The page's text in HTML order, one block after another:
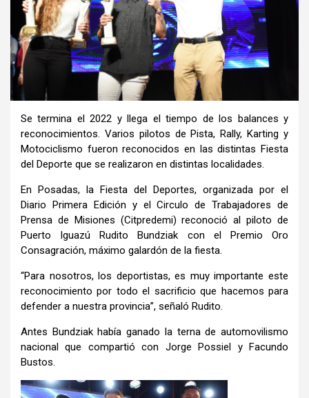
Se termina el 2022 y llega el tiempo de los balances y
reconocimientos. Varios pilotos de Pista, Rally, Karting y
Motociclismo fueron reconocidos en las distintas Fiesta
del Deporte que se realizaron en distintas localidades.
En Posadas, la Fiesta del Deportes, organizada por el
Diario Primera Edición y el Circulo de Trabajadores de
Prensa de Misiones (Citpredemi) reconoció al piloto de
Puerto Iguazú Rudito Bundziak con el Premio Oro
Consagración, máximo galardón de la fiesta.
“Para nosotros, los deportistas, es muy importante este
reconocimiento por todo el sacrificio que hacemos para
defender a nuestra provincia”, señaló Rudito.
Antes Bundziak había ganado la terna de automovilismo
nacional que compartió con Jorge Possiel y Facundo
Bustos.